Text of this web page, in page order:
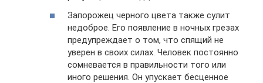
Запорожец черного цвета также сулит
недоброе. Его появление в ночных грезах
предупреждает о том, что спящий не
уверен в своих силах. Человек постоянно
сомневается в правильности того или
иного решения. Он упускает бесценное